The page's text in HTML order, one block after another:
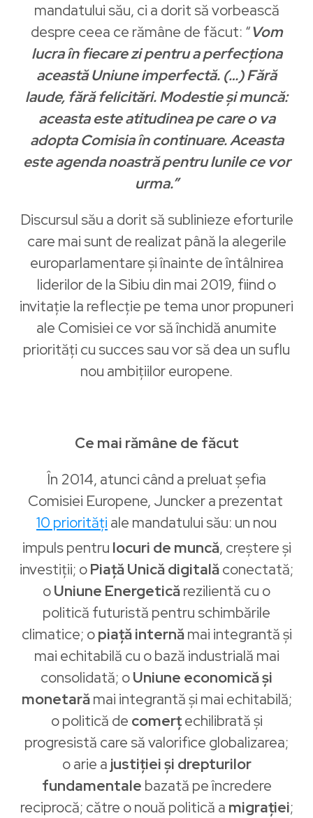
mandatului său, ci a dorit să vorbească
despre ceea ce rămâne de făcut: “Vom
lucra în fiecare zi pentru a perfecționa
această Uniune imperfectă. (…) Fără
laude, fără felicitări. Modestie și muncă:
aceasta este atitudinea pe care o va
adopta Comisia în continuare. Aceasta
este agenda noastră pentru lunile ce vor
urma.”
Discursul său a dorit să sublinieze eforturile
care mai sunt de realizat până la alegerile
europarlamentare și înainte de întâlnirea
liderilor de la Sibiu din mai 2019, fiind o
invitație la reflecție pe tema unor propuneri
ale Comisiei ce vor să închidă anumite
priorități cu succes sau vor să dea un suflu
nou ambițiilor europene.
Ce mai rămâne de făcut
În 2014, atunci când a preluat șefia
Comisiei Europene, Juncker a prezentat
10 priorități ale mandatului său: un nou
impuls pentru locuri de muncă, creștere și
investiții; oPiață Unică digitalăconectată;
oUniune Energeticărezilientă cu o
politică futuristă pentru schimbările
climatice; opiață internămai integrantă și
mai echitabilă cu o bază industrială mai
consolidată; oUniune economică și
monetarămai integrantă și mai echitabilă;
o politică de comerțechilibrată și
progresistă care să valorifice globalizarea;
o arie a justiției și drepturilor
fundamentale bazată pe încredere
reciprocă; către o nouă politică a migrației;